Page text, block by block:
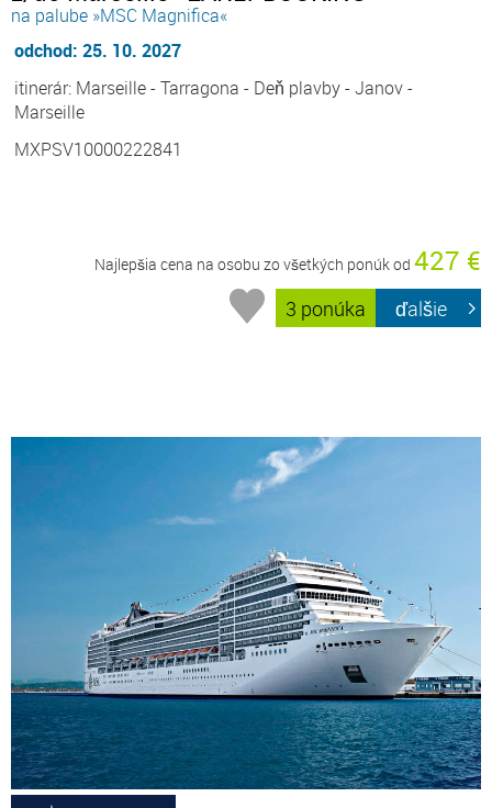
na palube »MSC Magnifica«
odchod: 25. 10. 2027
itinerár: Marseille - Tarragona - Deň plavby - Janov -
Marseille
MXPSV10000222841
Najlepšia cena na osobu zo všetkých ponúk od 427 €
3 ponúka ďalšie